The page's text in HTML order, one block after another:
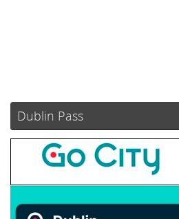
Dublin Pass